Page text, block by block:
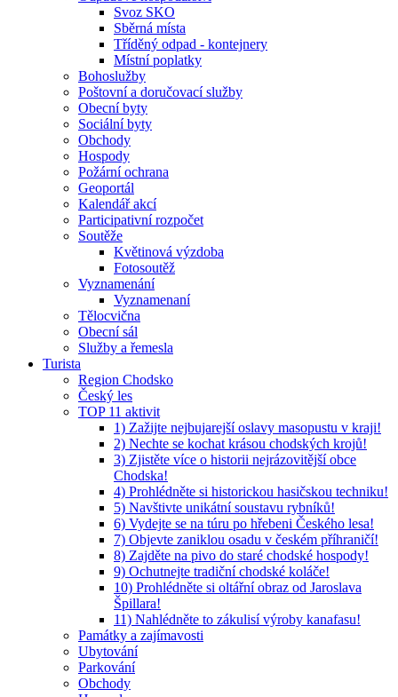
Svoz SKO
Sběrná místa
Tříděný odpad - kontejnery
Místní poplatky
Bohoslužby
Poštovní a doručovací služby
Obecní byty
Sociální byty
Obchody
Hospody
Požární ochrana
Geoportál
Kalendář akcí
Participativní rozpočet
Soutěže
Květinová výzdoba
Fotosoutěž
Vyznamenání
Vyznamenaní
Tělocvična
Obecní sál
Služby a řemesla
Turista
Region Chodsko
Český les
TOP 11 aktivit
1) Zažijte nejbujarejší oslavy masopustu v kraji!
2) Nechte se kochat krásou chodských krojů!
3) Zjistěte více o historii nejrázovitější obce
Chodska!
4) Prohlédněte si historickou hasičskou techniku!
5) Navštivte unikátní soustavu rybníků!
6) Vydejte se na túru po hřebeni Českého lesa!
7) Objevte zaniklou osadu v českém příhraničí!
8) Zajděte na pivo do staré chodské hospody!
9) Ochutnejte tradiční chodské koláče!
10) Prohlédněte si oltářní obraz od Jaroslava
Špillara!
11) Nahlédněte to zákulisí výroby kanafasu!
Památky a zajímavosti
Ubytování
Parkování
Obchody